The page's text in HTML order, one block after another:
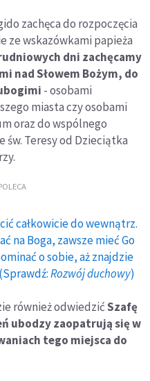
zachęca do rozpoczęcia
ze wskazówkami papieża
dni zachęcamy
nad Słowem Bożym, do
- osobami
miasta czy osobami
oraz do wspólnego
św. Teresy od Dzieciątka
całkowicie do wewnątrz.
na Boga, zawsze mieć Go
o sobie, aż znajdzie
Rozwój duchowy)
również odwiedzićSzafę
ubodzy zaopatrują się w
tego miejsca do